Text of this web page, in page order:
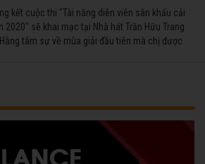
kết cuộc thi "Tài năng diễn viên sân khấu cải
2020" sẽ khai mạc tại Nhà hát Trần Hữu Trang
tâm sự về mùa giải đầu tiên mà chị được